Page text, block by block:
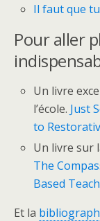
Il faut que
Pour aller
Un livre
l’école. Just
to
Un livre sur
The
Based
Et la